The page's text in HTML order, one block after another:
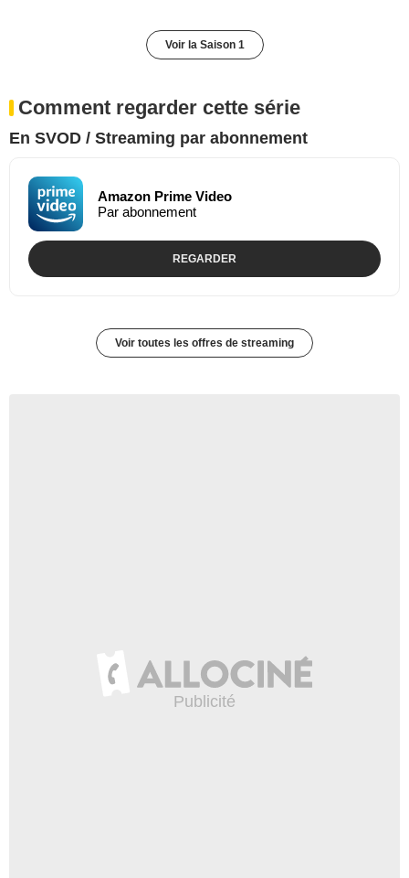
Voir la Saison 1
Comment regarder cette série
En SVOD / Streaming par abonnement
Amazon Prime Video
Par abonnement
REGARDER
Voir toutes les offres de streaming